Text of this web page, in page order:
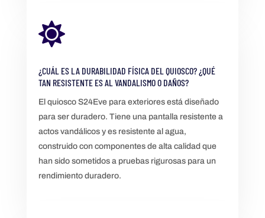

¿CUÁL ES LA DURABILIDAD FÍSICA DEL QUIOSCO? ¿QUÉ
TAN RESISTENTE ES AL VANDALISMO O DAÑOS?
El quiosco S24Eve para exteriores está diseñado
para ser duradero. Tiene una pantalla resistente a
actos vandálicos y es resistente al agua,
construido con componentes de alta calidad que
han sido sometidos a pruebas rigurosas para un
rendimiento duradero.